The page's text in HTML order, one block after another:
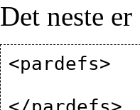
Det neste
<pardefs>